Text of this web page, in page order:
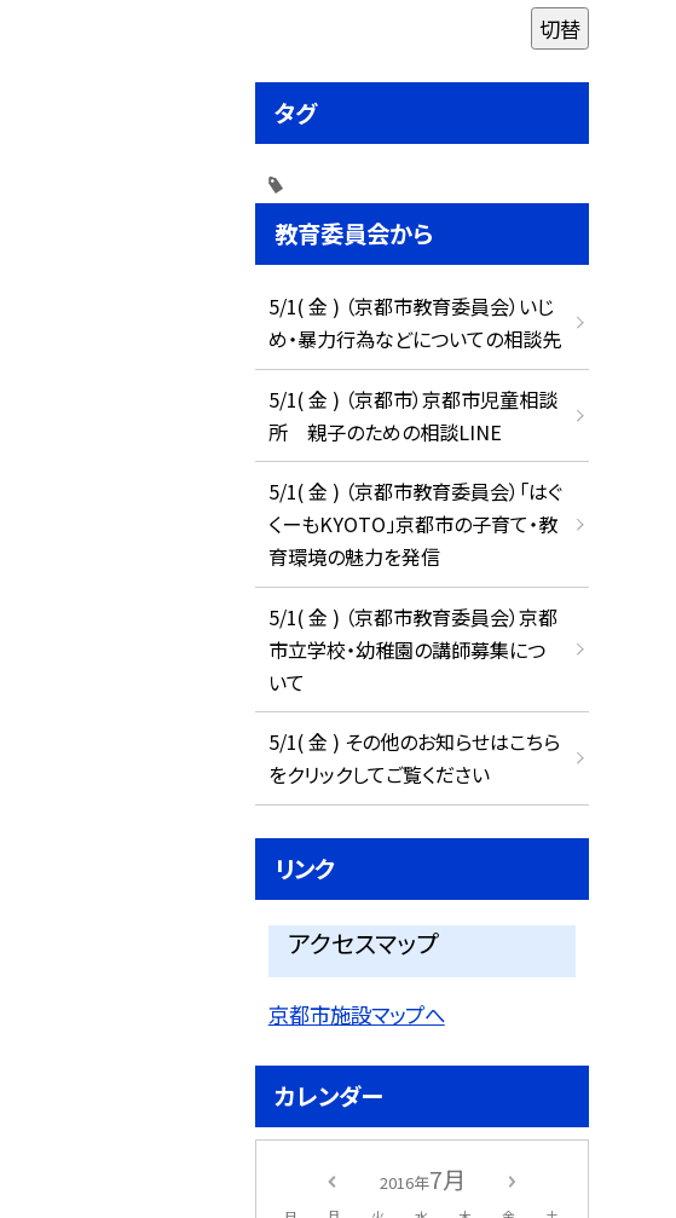
切替
タグ
教育委員会から
5/1( 金 ) （京都市教育委員会）いじ
め・暴力行為などについての相談先
5/1( 金 ) （京都市）京都市児童相談
所 親子のための相談LINE
5/1( 金 ) （京都市教育委員会）「はぐ
くーもKYOTO」京都市の子育て・教
育環境の魅力を発信
5/1( 金 ) （京都市教育委員会）京都
市立学校・幼稚園の講師募集につ
いて
5/1( 金 ) その他のお知らせはこちら
をクリックしてご覧ください
リンク
アクセスマップ
京都市施設マップへ
カレンダー
2016年7月